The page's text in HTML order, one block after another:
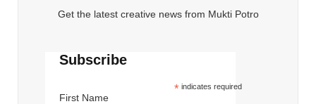
Get the latest creative news from Mukti Potro
Subscribe
* indicates required
First Name